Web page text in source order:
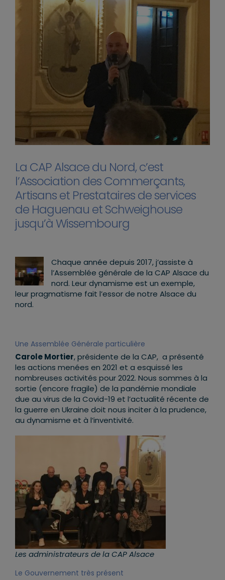
La CAP Alsace du Nord, c’est
l’Association des Commerçants,
Artisans et Prestataires de services
de Haguenau et Schweighouse
jusqu’à Wissembourg
Chaque année depuis 2017, j’assiste à
l’Assemblée générale de la CAP Alsace du
nord. Leur dynamisme est un exemple,
leur pragmatisme fait l’essor de notre Alsace du
nord.
Une Assemblée Générale particulière
Carole Mortier, présidente de la CAP, a présenté
les actions menées en 2021 et a esquissé les
nombreuses activités pour 2022. Nous sommes à la
sortie (encore fragile) de la pandémie mondiale
due au virus de la Covid-19 et l’actualité récente de
la guerre en Ukraine doit nous inciter à la prudence,
au dynamisme et à l’inventivité.
Les administrateurs de la CAP Alsace
Le Gouvernement très présent